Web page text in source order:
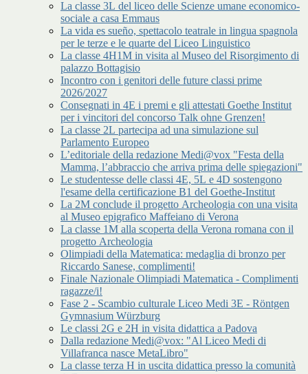
La classe 3L del liceo delle Scienze umane economico-
sociale a casa Emmaus
La vida es sueño, spettacolo teatrale in lingua spagnola
per le terze e le quarte del Liceo Linguistico
La classe 4H1M in visita al Museo del Risorgimento di
palazzo Bottagisio
Incontro con i genitori delle future classi prime
2026/2027
Consegnati in 4E i premi e gli attestati Goethe Institut
per i vincitori del concorso Talk ohne Grenzen!
La classe 2L partecipa ad una simulazione sul
Parlamento Europeo
L’editoriale della redazione Medi@vox "Festa della
Mamma, l’abbraccio che arriva prima delle spiegazioni"
Le studentesse delle classi 4E, 5L e 4D sostengono
l'esame della certificazione B1 del Goethe-Institut
La 2M conclude il progetto Archeologia con una visita
al Museo epigrafico Maffeiano di Verona
La classe 1M alla scoperta della Verona romana con il
progetto Archeologia
Olimpiadi della Matematica: medaglia di bronzo per
Riccardo Sanese, complimenti!
Finale Nazionale Olimpiadi Matematica - Complimenti
ragazze/i!
Fase 2 - Scambio culturale Liceo Medi 3E - Röntgen
Gymnasium Würzburg
Le classi 2G e 2H in visita didattica a Padova
Dalla redazione Medi@vox: "Al Liceo Medi di
Villafranca nasce MetaLibro"
La classe terza H in uscita didattica presso la comunità